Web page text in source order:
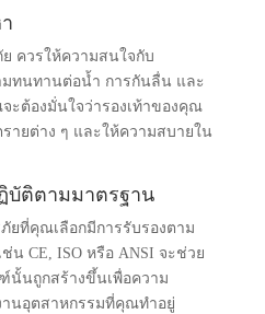
ควรให้ความสนใจกับ
ทนทานต่อน้ำ การกันลื่น และ
ะต้องมั่นใจว่ารองเท้าของคุณ
ายต่าง ๆ และให้ความสบายใน
บัติตามมาตรฐาน
ยที่คุณเลือกมีการรับรองตาม
น CE, ISO หรือ ANSI จะช่วย
นั้นถูกสร้างขึ้นเพื่อความ
นอุตสาหกรรมที่คุณทำอยู่